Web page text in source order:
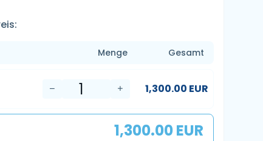
Menge Gesamt
1,300.00 EUR
1,300.00 EUR